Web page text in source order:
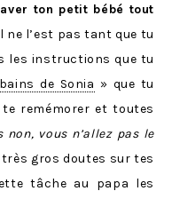
ton petit bébé tout
ne l’est pas tant que tu
les instructions que tu
bains de Sonia » que tu
remémorer et toutes
non, vous n’allez pas le
gros doutes sur tes
tâche au papa les